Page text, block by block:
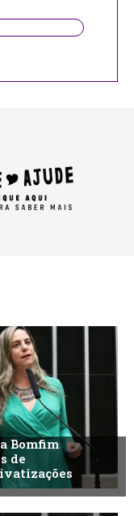
Bomfim
de